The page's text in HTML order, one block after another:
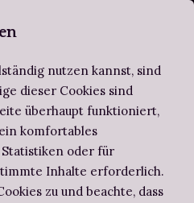
nutzen kannst, sind
dieser Cookies sind
überhaupt funktioniert,
komfortables
oder für
Inhalte erforderlich.
zu und beachte, dass